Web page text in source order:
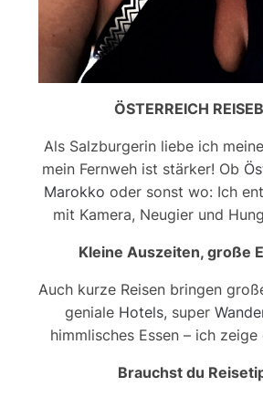
ÖSTERREICH
Als Salzburgerin liebe ich
mein Fernweh ist stärker! Ob
Marokko oder sonst wo: Ich
mit Kamera, Neugier und
Kleine Auszeiten, große
Auch kurze Reisen bringen
geniale Hotels, super
himmlisches Essen – ich zeige
Brauchst du